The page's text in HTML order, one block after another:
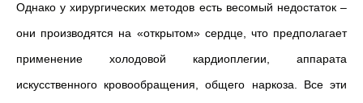
Однако у хирургических методов есть весомый недостаток –
они производятся на «открытом» сердце, что предполагает
применение холодовой кардиоплегии, аппарата
искусственного кровообращения, общего наркоза. Все эти